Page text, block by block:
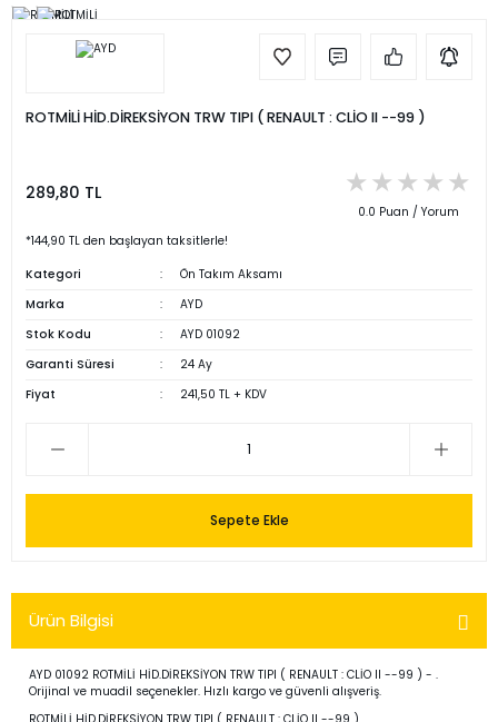
ROTMİLİ HİD.DİREKSİYON TRW TIPI ( RENAULT : CLİO II --99 )
289,80 TL
0.0 Puan / Yorum
*144,90 TL den başlayan taksitlerle!
Kategori
Ön Takım Aksamı
Marka
AYD
Stok Kodu
AYD 01092
Garanti Süresi
24 Ay
Fiyat
241,50 TL + KDV
Sepete Ekle
Ürün Bilgisi
AYD 01092 ROTMİLİ HİD.DİREKSİYON TRW TIPI ( RENAULT : CLİO II --99 ) - .
Orijinal ve muadil seçenekler. Hızlı kargo ve güvenli alışveriş.